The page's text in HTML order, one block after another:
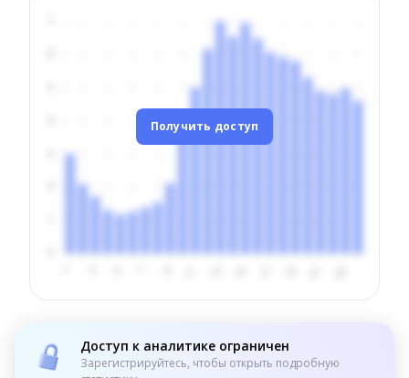
Получить доступ
Доступ к аналитике ограничен
Зарегистрируйтесь, чтобы открыть подробную